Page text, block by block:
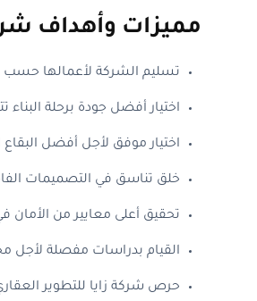
مميزات وأهداف
تسليم الشركة لأعمالها حسب
اختيار أفضل جودة برحلة
اختيار موفق لأجل أفضل البقاع
خلق تناسق في التصميمات
تحقيق أعلى معايير من
القيام بدراسات مفصلة لأجل
حرص شركة زايا للتطوير